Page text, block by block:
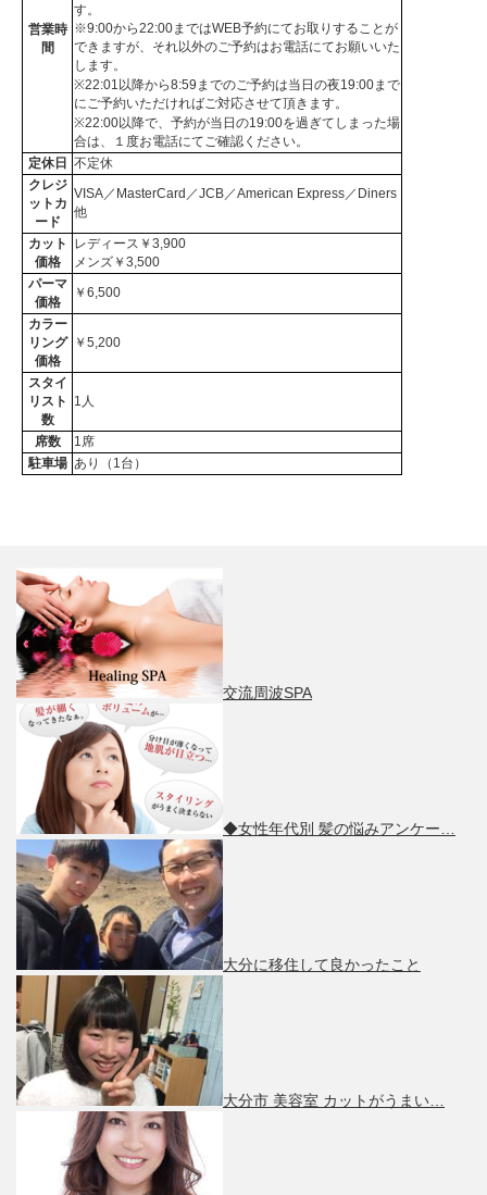
営業時
間
す。
※9:00から22:00まではWEB予約にてお取りすることが
できますが、それ以外のご予約はお電話にてお願いいた
します。
※22:01以降から8:59までのご予約は当日の夜19:00まで
にご予約いただければご対応させて頂きます。
※22:00以降で、予約が当日の19:00を過ぎてしまった場
合は、１度お電話にてご確認ください。
定休日 不定休
クレジ
ットカ
ード
VISA／MasterCard／JCB／American Express／Diners
他
カット
価格
レディース￥3,900
メンズ￥3,500
パーマ
価格
￥6,500
カラー
リング
価格
￥5,200
スタイ
リスト
数
1人
席数
1席
駐車場 あり（1台）
交流周波SPA
◆女性年代別 髪の悩みアンケー…
大分に移住して良かったこと
大分市 美容室 カットがうまい…